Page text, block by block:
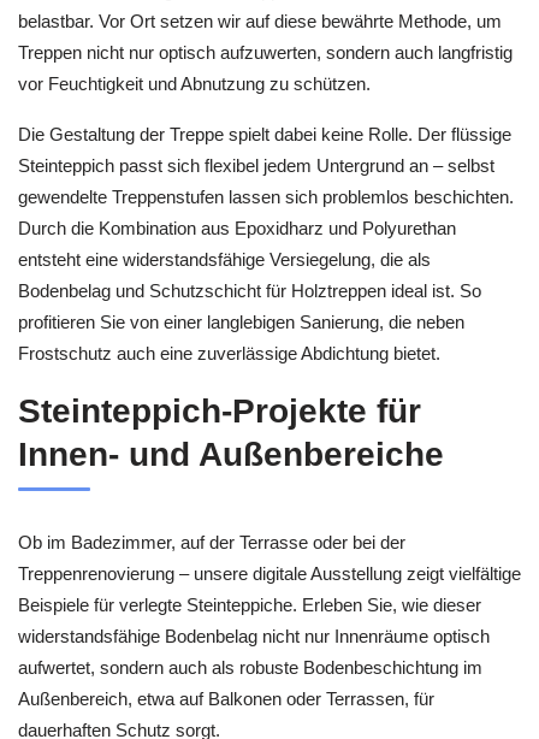
belastbar. Vor Ort setzen wir auf diese bewährte Methode, um
Treppen nicht nur optisch aufzuwerten, sondern auch langfristig
vor Feuchtigkeit und Abnutzung zu schützen.
Die Gestaltung der Treppe spielt dabei keine Rolle. Der flüssige
Steinteppich passt sich flexibel jedem Untergrund an – selbst
gewendelte Treppenstufen lassen sich problemlos beschichten.
Durch die Kombination aus Epoxidharz und Polyurethan
entsteht eine widerstandsfähige Versiegelung, die als
Bodenbelag und Schutzschicht für Holztreppen ideal ist. So
profitieren Sie von einer langlebigen Sanierung, die neben
Frostschutz auch eine zuverlässige Abdichtung bietet.
Steinteppich-Projekte für
Innen- und Außenbereiche
Ob im Badezimmer, auf der Terrasse oder bei der
Treppenrenovierung – unsere digitale Ausstellung zeigt vielfältige
Beispiele für verlegte Steinteppiche. Erleben Sie, wie dieser
widerstandsfähige Bodenbelag nicht nur Innenräume optisch
aufwertet, sondern auch als robuste Bodenbeschichtung im
Außenbereich, etwa auf Balkonen oder Terrassen, für
dauerhaften Schutz sorgt.